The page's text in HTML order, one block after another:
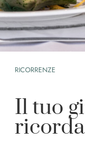
RICORRENZE
Il tuo